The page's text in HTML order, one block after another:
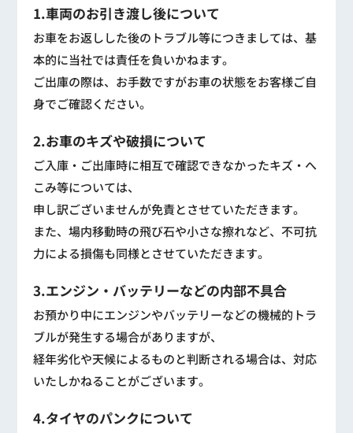
1.車両のお引き渡し後について
お車をお返しした後のトラブル等につきましては、基
本的に当社では責任を負いかねます。
ご出庫の際は、お手数ですがお車の状態をお客様ご自
身でご確認ください。
2.お車のキズや破損について
ご入庫・ご出庫時に相互で確認できなかったキズ・へ
こみ等については、
申し訳ございませんが免責とさせていただきます。
また、場内移動時の飛び石や小さな擦れなど、不可抗
力による損傷も同様とさせていただきます。
3.エンジン・バッテリーなどの内部不具合
お預かり中にエンジンやバッテリーなどの機械的トラ
ブルが発生する場合がありますが、
経年劣化や天候によるものと判断される場合は、対応
いたしかねることがございます。
4.タイヤのパンクについて